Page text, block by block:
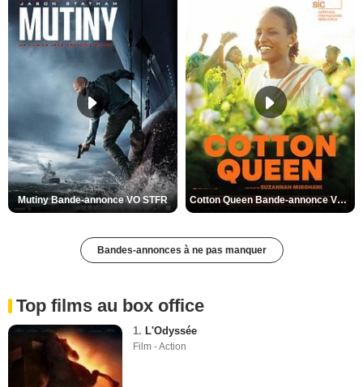
Mutiny Bande-annonce VO STFR Cotton Queen Bande-annonce VO STFR
Bandes-annonces à ne pas manquer
Top films au box office
1. L'Odyssée
Film - Action